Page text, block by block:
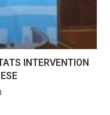
INTERVENTION